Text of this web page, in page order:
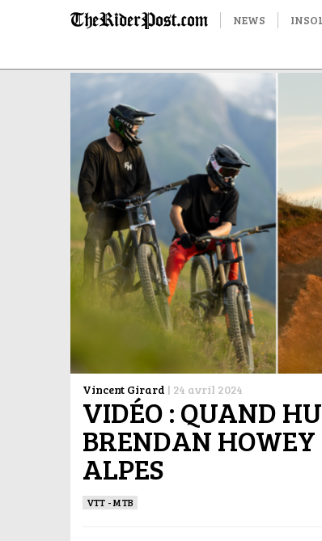
NEWS
Vincent Girard | 24 avril 2024
VIDÉO : QUAND
BRENDAN
ALPES
VTT - MTB